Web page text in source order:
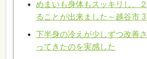
めまいも身体もスッキリし、
ることが出来ました～越谷市
下半身の冷えが少しずつ改善
ってきたのを実感した